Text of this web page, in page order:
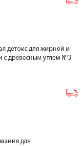
детокс для жирной и
с древесным углем №3
для